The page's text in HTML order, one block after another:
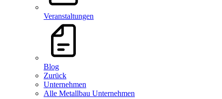
Veranstaltungen
Blog
Zurück
Unternehmen
Alle Metallbau Unternehmen